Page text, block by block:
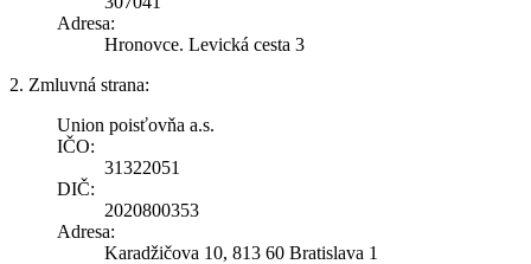
Adresa:
Hronovce. Levická cesta 3
2. Zmluvná strana:
Union poisťovňa a.s.
IČO:
31322051
DIČ:
2020800353
Adresa:
Karadžičova 10, 813 60 Bratislava 1